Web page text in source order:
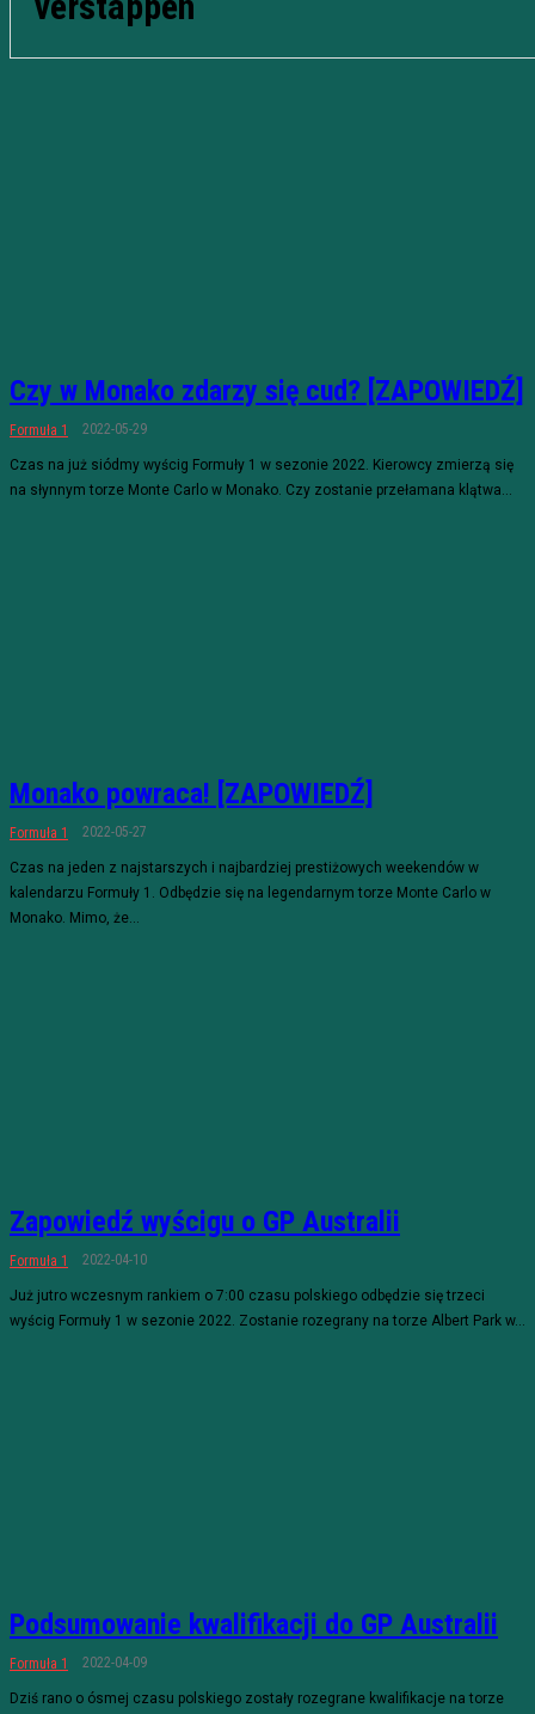
Czy w Monako zdarzy się cud? [ZAPOWIEDŹ]
Formuła 1 2022-05-29
Czas na już siódmy wyścig Formuły 1 w sezonie 2022. Kierowcy zmierzą się
na słynnym torze Monte Carlo w Monako. Czy zostanie przełamana klątwa...
Monako powraca! [ZAPOWIEDŹ]
Formuła 1 2022-05-27
Czas na jeden z najstarszych i najbardziej prestiżowych weekendów w
kalendarzu Formuły 1. Odbędzie się na legendarnym torze Monte Carlo w
Monako. Mimo, że...
Zapowiedź wyścigu o GP Australii
Formuła 1 2022-04-10
Już jutro wczesnym rankiem o 7:00 czasu polskiego odbędzie się trzeci
wyścig Formuły 1 w sezonie 2022. Zostanie rozegrany na torze Albert Park w...
Podsumowanie kwalifikacji do GP Australii
Formuła 1 2022-04-09
Dziś rano o ósmej czasu polskiego zostały rozegrane kwalifikacje na torze